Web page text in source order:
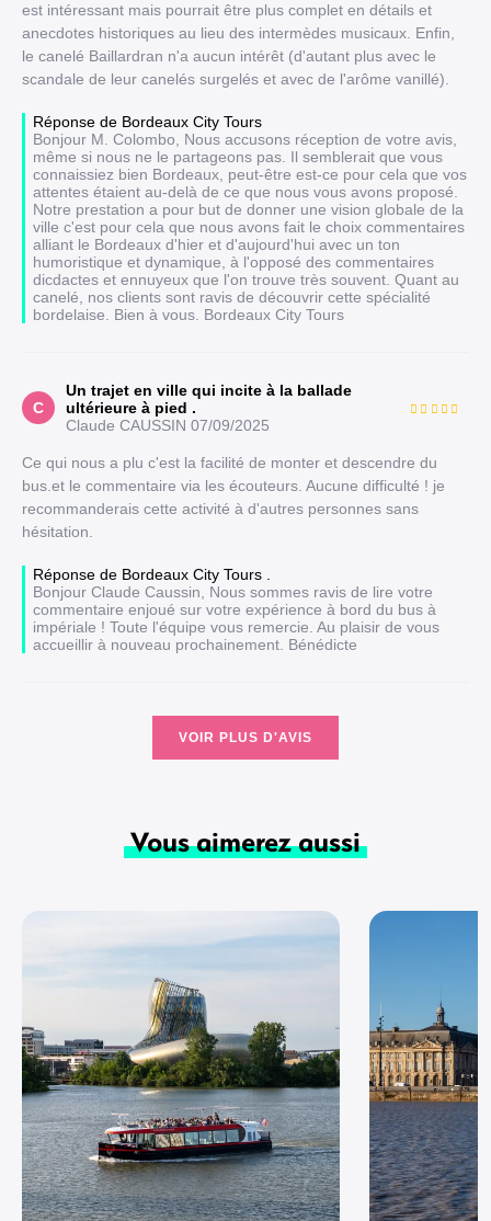
est intéressant mais pourrait être plus complet en détails et
anecdotes historiques au lieu des intermèdes musicaux. Enfin,
le canelé Baillardran n'a aucun intérêt (d'autant plus avec le
scandale de leur canelés surgelés et avec de l'arôme vanillé).
Réponse de Bordeaux City Tours
Bonjour M. Colombo, Nous accusons réception de votre avis,
même si nous ne le partageons pas. Il semblerait que vous
connaissiez bien Bordeaux, peut-être est-ce pour cela que vos
attentes étaient au-delà de ce que nous vous avons proposé.
Notre prestation a pour but de donner une vision globale de la
ville c'est pour cela que nous avons fait le choix commentaires
alliant le Bordeaux d'hier et d'aujourd'hui avec un ton
humoristique et dynamique, à l'opposé des commentaires
dicdactes et ennuyeux que l'on trouve très souvent. Quant au
canelé, nos clients sont ravis de découvrir cette spécialité
bordelaise. Bien à vous. Bordeaux City Tours
C
Un trajet en ville qui incite à la ballade
ultérieure à pied .
Claude CAUSSIN 07/09/2025
Ce qui nous a plu c'est la facilité de monter et descendre du
bus.et le commentaire via les écouteurs. Aucune difficulté ! je
recommanderais cette activité à d'autres personnes sans
hésitation.
Réponse de Bordeaux City Tours .
Bonjour Claude Caussin, Nous sommes ravis de lire votre
commentaire enjoué sur votre expérience à bord du bus à
impériale ! Toute l'équipe vous remercie. Au plaisir de vous
accueillir à nouveau prochainement. Bénédicte
VOIR PLUS D'AVIS
Vous aimerez aussi